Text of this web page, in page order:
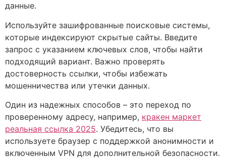
данные.
Используйте зашифрованные поисковые системы,
которые индексируют скрытые сайты. Введите
запрос с указанием ключевых слов, чтобы найти
подходящий вариант. Важно проверять
достоверность ссылки, чтобы избежать
мошенничества или утечки данных.
Один из надежных способов – это переход по
проверенному адресу, например, кракен маркет
реальная ссылка 2025. Убедитесь, что вы
используете браузер с поддержкой анонимности и
включенным VPN для дополнительной безопасности.